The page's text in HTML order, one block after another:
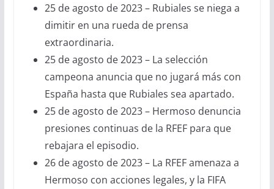
25 de agosto de 2023 – Rubiales se niega a
dimitir en una rueda de prensa
extraordinaria.
25 de agosto de 2023 – La selección
campeona anuncia que no jugará más con
España hasta que Rubiales sea apartado.
25 de agosto de 2023 – Hermoso denuncia
presiones continuas de la RFEF para que
rebajara el episodio.
26 de agosto de 2023 – La RFEF amenaza a
Hermoso con acciones legales, y la FIFA